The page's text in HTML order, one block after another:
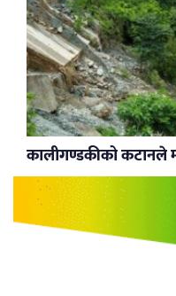
कालीगण्डकीको कटानले